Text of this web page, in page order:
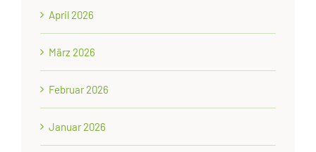
April 2026
März 2026
Februar 2026
Januar 2026